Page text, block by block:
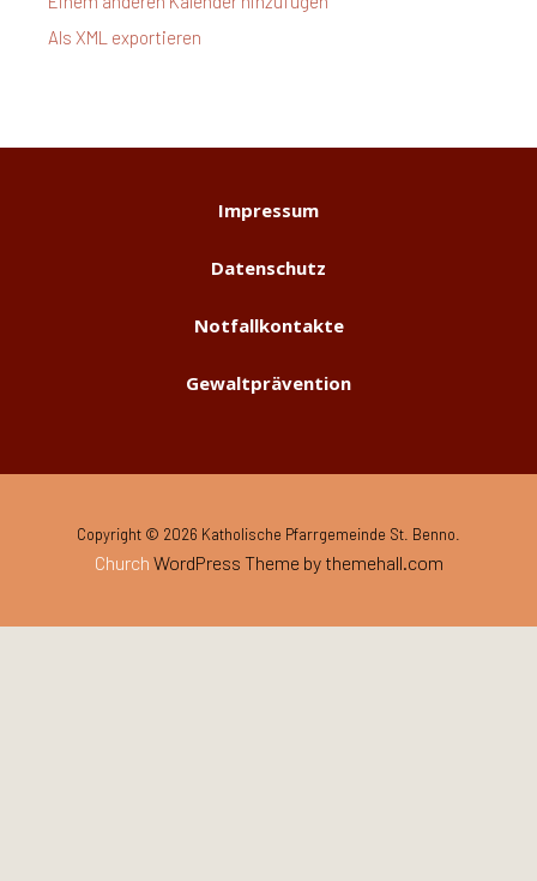
Als XML exportieren
Impressum
Datenschutz
Notfallkontakte
Gewaltprävention
Copyright © 2026 Katholische Pfarrgemeinde St. Benno.
Church WordPress Theme by themehall.com